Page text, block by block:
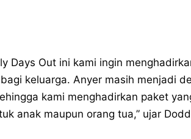
Days Out ini kami ingin
keluarga. Anyer masih menjadi
kami menghadirkan paket
anak maupun orang tua,” ujar